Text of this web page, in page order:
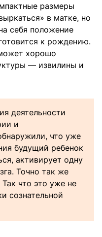
размеры
в матке, но
себя положение
к рождению.
хорошо
— извилины и
деятельности
и
что уже
будущий ребенок
активирует одну
Точно так же
что это уже не
сознательной